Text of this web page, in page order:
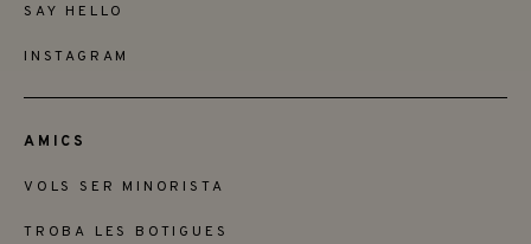
SAY HELLO
INSTAGRAM
AMICS
VOLS SER MINORISTA
TROBA LES BOTIGUES